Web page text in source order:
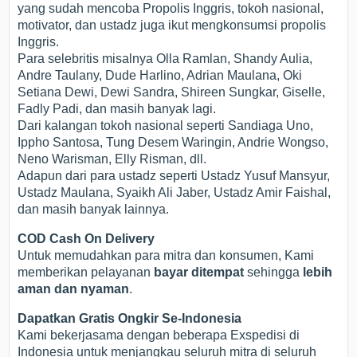
yang sudah mencoba Propolis Inggris, tokoh nasional,
motivator, dan ustadz juga ikut mengkonsumsi propolis
Inggris.
Para selebritis misalnya Olla Ramlan, Shandy Aulia,
Andre Taulany, Dude Harlino, Adrian Maulana, Oki
Setiana Dewi, Dewi Sandra, Shireen Sungkar, Giselle,
Fadly Padi, dan masih banyak lagi.
Dari kalangan tokoh nasional seperti Sandiaga Uno,
Ippho Santosa, Tung Desem Waringin, Andrie Wongso,
Neno Warisman, Elly Risman, dll.
Adapun dari para ustadz seperti Ustadz Yusuf Mansyur,
Ustadz Maulana, Syaikh Ali Jaber, Ustadz Amir Faishal,
dan masih banyak lainnya.
COD Cash On Delivery
Untuk memudahkan para mitra dan konsumen, Kami
memberikan pelayanan bayar ditempat sehingga lebih
aman dan nyaman.
Dapatkan Gratis Ongkir Se-Indonesia
Kami bekerjasama dengan beberapa Exspedisi di
Indonesia untuk menjangkau seluruh mitra di seluruh